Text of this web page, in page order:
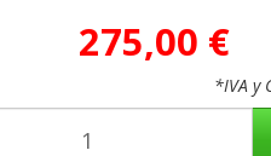
275,00 €
*IVA y